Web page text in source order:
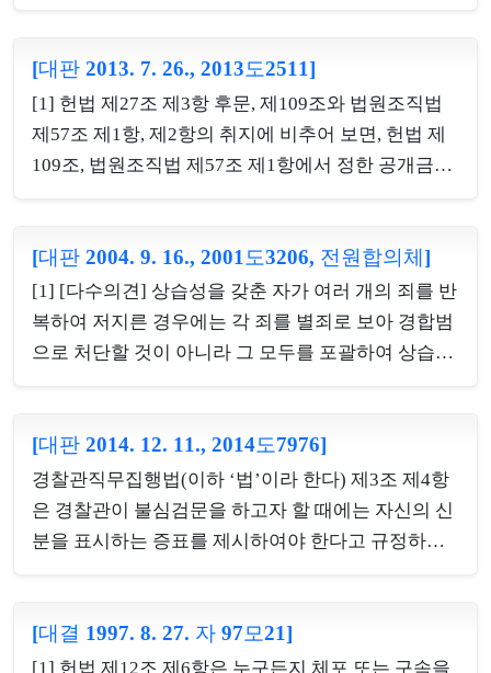
뇌물공여 또는 뇌물수수의 증인으로 채택되었는데,
증언거부권을 고지받지 못한 상태에서 자신들의 종
전 주장을 되풀이함에 따라 거짓 진술에 이르게 된 사
안에서, 피고인들을 위...
수 없는 경우 등 영장제시가 현실적으로 불가능한 경
우에는 영장을 제시하지 아니한 채 압수·수색을 하더
라도 위법하다고 볼 수 없다.[2] 통신비밀보호법 제9
조 제1항 후문 등에서 체신관서 기타 관련기관 등(이
편물의 검열 또는 전기통신의 감청(이하 ‘통신제한조
치’라 한다)의 경우 해당 우편이나 전기통신의 역무
를 담당하는 통신기관 등의 협조가 없이는 사실상 집
행이 불가능하...
[대판 2013. 7. 26., 2013도2511]
[1] 헌법 제27조 제3항 후문, 제109조와 법원조직법
제57조 제1항, 제2항의 취지에 비추어 보면, 헌법 제
109조, 법원조직법 제57조 제1항에서 정한 공개금지
피고인의 공개재판을 받을 권리를 침해한 것으로서
그 절차에 의하여 이루어진 증인의 증언은 증거능력
이 없고, 변호인의 반대신문권이 보장되었더라도 달
리 볼 수 없으며, 이러한 법리는 공개금지결정의 선고
그 밖에 이와 비슷한 정보저장매체(이하 ‘정보저장매
체’라고만 한다)에 입력하여 기억된 문자정보 또는
그 출력물(이하 ‘출력 문건’이라 한다)을 증거로 사용
하기 위해서는 ...
[대판 2004. 9. 16., 2001도3206, 전원합의체]
[1] [다수의견] 상습성을 갖춘 자가 여러 개의 죄를 반
복하여 저지른 경우에는 각 죄를 별죄로 보아 경합범
으로 처단할 것이 아니라 그 모두를 포괄하여 상습범
다. [별개의견] 원래 '상습성'이란 '행위자의 속성'이라
는 점에는 학설·판례상 이론이 없고 다수의견도 이를
받아들이고 있는바, 이는 곧 단 한번 저질러진 범행이
라도 그것이 상습성의 발현에 의한 것이라면 상습범
하거나 예정하고 있는 것은 아니므로 상습성이 발현
된 수개의 범행이 있는 경우에 각개의 범행 상호간에
[대판 2014. 12. 11., 2014도7976]
경찰관직무집행법(이하 ‘법’이라 한다) 제3조 제4항
은 경찰관이 불심검문을 하고자 할 때에는 자신의 신
분을 표시하는 증표를 제시하여야 한다고 규정하고,
규정하고 있는데, 불심검문을 하게 된 경위, 불심검문
당시의 현장상황과 검문을 하는 경찰관들의 복장, 피
[대결 1997. 8. 27. 자 97모21]
[1] 헌법 제12조 제6항은 누구든지 체포 또는 구속을